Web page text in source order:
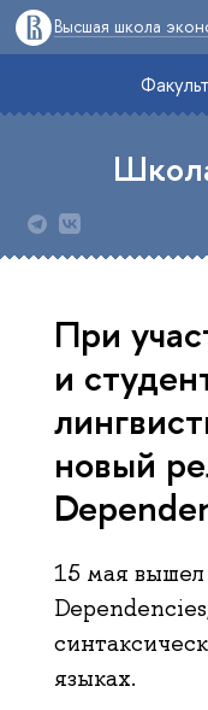
Высшая школа
При
и
новый
15 мая
языках.